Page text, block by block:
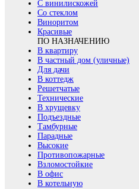
С винилискожей
Со стеклом
Виноритом
Красивые
ПО НАЗНАЧЕНИЮ
В квартиру
В частный дом (уличные)
Для дачи
В коттедж
Решетчатые
Технические
В хрущевку
Подъездные
Тамбурные
Парадные
Высокие
Противопожарные
Взломостойкие
В офис
В котельную